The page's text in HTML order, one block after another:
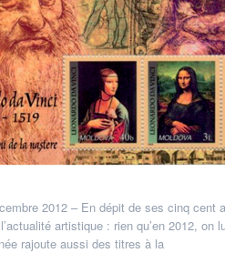
2012 – En dépit de ses cinq
artistique : rien qu’en 2012,
rajoute aussi des titres à la